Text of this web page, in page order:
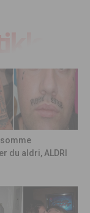
du aldri, ALDRI